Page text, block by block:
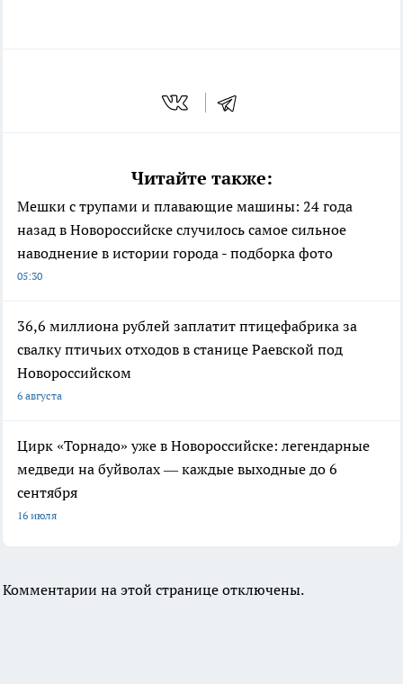
Читайте также:
Мешки с трупами и плавающие машины: 24 года
назад в Новороссийске случилось самое сильное
наводнение в истории города - подборка фото
05:30
36,6 миллиона рублей заплатит птицефабрика за
свалку птичьих отходов в станице Раевской под
Новороссийском
6 августа
Цирк «Торнадо» уже в Новороссийске: легендарные
медведи на буйволах — каждые выходные до 6
сентября
16 июля
Комментарии на этой странице отключены.